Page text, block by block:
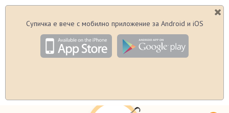
Супичка е вече с мобилно приложение за Android и iOS